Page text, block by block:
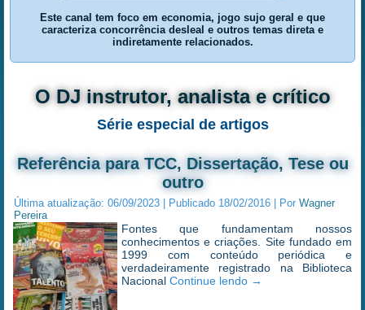
Este canal tem foco em economia, jogo sujo geral e que
caracteriza concorrência desleal e outros temas direta e
indiretamente relacionados.
O DJ instrutor, analista e crítico
Série especial de artigos
Referência para TCC, Dissertação, Tese ou
outro
Última atualização: 06/09/2023 Publicado 18/02/2016 Por Wagner
Pereira
Fontes que fundamentam nossos
conhecimentos e criações. Site fundado em
1999 com conteúdo periódica e
verdadeiramente registrado na Biblioteca
NacionalContinue lendo →